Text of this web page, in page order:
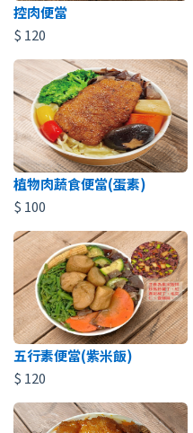
控肉便當
$ 120
植物肉蔬食便當(蛋素)
$ 100
五行素便當(紫米飯)
$ 120